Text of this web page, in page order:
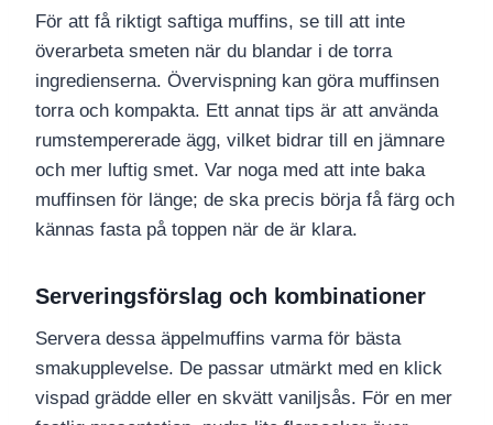
För att få riktigt saftiga muffins, se till att inte
överarbeta smeten när du blandar i de torra
ingredienserna. Övervispning kan göra muffinsen
torra och kompakta. Ett annat tips är att använda
rumstempererade ägg, vilket bidrar till en jämnare
och mer luftig smet. Var noga med att inte baka
muffinsen för länge; de ska precis börja få färg och
kännas fasta på toppen när de är klara.
Serveringsförslag och kombinationer
Servera dessa äppelmuffins varma för bästa
smakupplevelse. De passar utmärkt med en klick
vispad grädde eller en skvätt vaniljsås. För en mer